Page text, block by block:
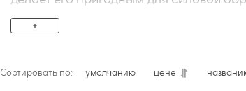
осуществляется через центральное
+
Сортировать по: умолчанию цене